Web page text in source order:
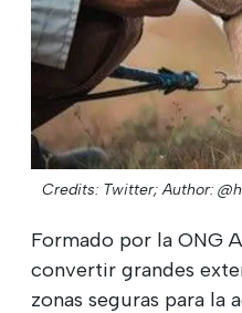
Credits: Twitter; Author:
Formado por la ONG
convertir grandes
zonas seguras para la